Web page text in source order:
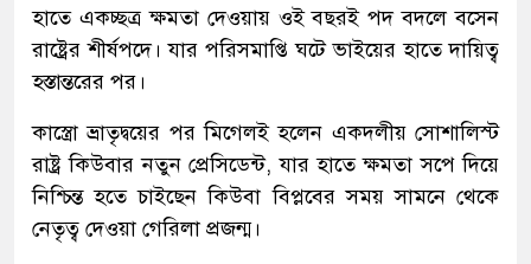
হাতে একচ্ছত্র ক্ষমতা দেওয়ায় ওই বছরই পদ বদলে বসেন
রাষ্ট্রের শীর্ষপদে। যার পরিসমাপ্তি ঘটে ভাইয়ের হাতে দায়িত্ব
হস্তান্তরের পর।
কাস্ত্রো ভ্রাতৃদ্বয়ের পর মিগেলই হলেন একদলীয় সোশালিস্ট
রাষ্ট্র কিউবার নতুন প্রেসিডেন্ট, যার হাতে ক্ষমতা সপে দিয়ে
নিশ্চিন্ত হতে চাইছেন কিউবা বিপ্লবের সময় সামনে থেকে
নেতৃত্ব দেওয়া গেরিলা প্রজন্ম।